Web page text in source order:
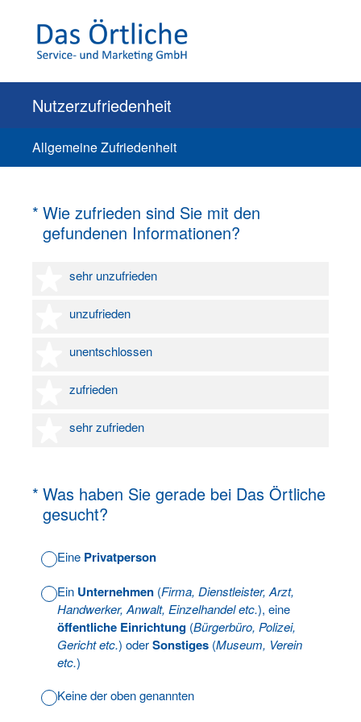
Nutzerzufriedenheit
Allgemeine Zufriedenheit
* Wie zufrieden sind Sie mit den
gefundenen Informationen?
(Erforderlich.)
sehr unzufrieden
1 Stern
unzufrieden
2 Sterne
unentschlossen
3 Sterne
zufrieden
4 Sterne
sehr zufrieden
5 Sterne
* Was haben Sie gerade bei Das Örtliche
gesucht?
(Erforderlich.)
Eine Privatperson
Ein Unternehmen (Firma, Dienstleister, Arzt,
Handwerker, Anwalt, Einzelhandel etc.), eine
öffentliche Einrichtung (Bürgerbüro, Polizei,
Gericht etc.) oderSonstiges (Museum, Verein
etc.)
Keine der oben genannten